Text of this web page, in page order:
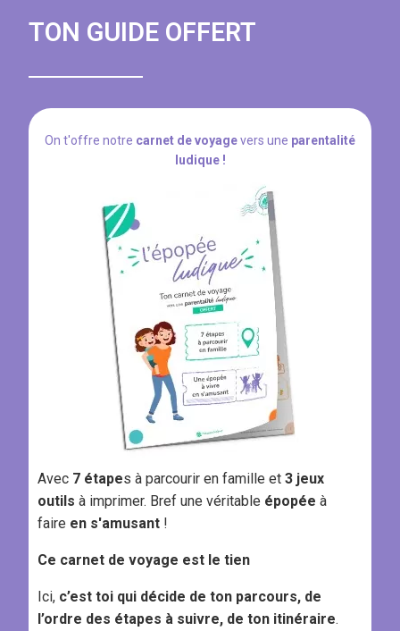
TON GUIDE OFFERT
On t'offre notre carnet de voyagevers une parentalité
ludique !
Avec 7 étapes à parcourir en famille et 3 jeux
outils à imprimer. Bref une véritable épopée à
faire en s'amusant !
Ce carnet de voyage est le tien
Ici, c’est toi qui décide de ton parcours, de
l’ordre des étapes à suivre, de ton itinéraire.